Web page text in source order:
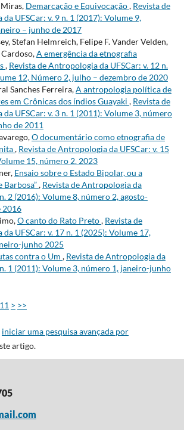
Demarcação e Equivocação, Revista de
UFSCar: v. 9 n. 1 (2017): Volume 9,
– junho de 2017
Stefan Helmreich, Felipe F. Vander Velden,
A emergência da etnografia
, Revista de Antropologia da UFSCar: v. 12 n.
12, Número 2, julho – dezembro de 2020
Sanches Ferreira,A antropologia política de
em Crônicas dos índios Guayaki , Revista de
UFSCar: v. 3 n. 1 (2011): Volume 3, número
de 2011
O documentário como etnografia de
, Revista de Antropologia da UFSCar: v. 15
15, número 2. 2023
Ensaio sobre o Estado Bipolar, ou a
Barbosa”, Revista de Antropologia da
2 (2016): Volume 8, número 2, agosto-
2016
O canto do Rato Preto, Revista de
UFSCar: v. 17 n. 1 (2025): Volume 17,
junho 2025
contra o Um , Revista de Antropologia da
n. 1 (2011): Volume 3, número 1, janeiro-junho
11 > >>
iniciar uma pesquisa avançada por
artigo.